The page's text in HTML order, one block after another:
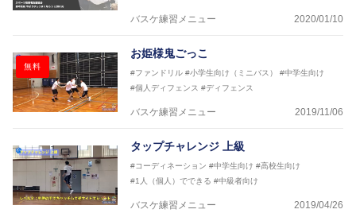
バスケ練習メニュー 2020/01/10
無料
お姫様鬼ごっこ
#ファンドリル #小学生向け（ミニバス）
#中学生向け
#個人ディフェンス #ディフェンス
バスケ練習メニュー 2019/11/06
タップチャレンジ 上級
#コーディネーション #中学生向け #高校生向け
#1人（個人）でできる #中級者向け
バスケ練習メニュー 2019/04/26